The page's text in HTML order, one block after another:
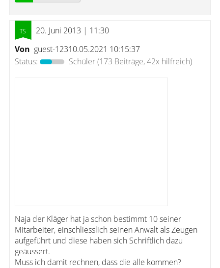
20. Juni 2013 | 11:30
Von guest-12310.05.2021 10:15:37
Status:
Schüler(173 Beiträge, 42x hilfreich)
Naja der Kläger hat ja schon bestimmt 10 seiner
Mitarbeiter, einschliesslich seinen Anwalt als Zeugen
aufgeführt und diese haben sich Schriftlich dazu
geäussert.
Muss ich damit rechnen, dass die alle kommen?